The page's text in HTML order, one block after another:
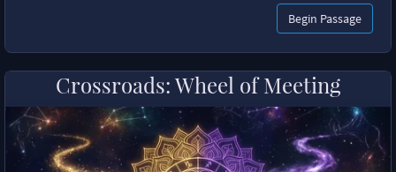
Begin Passage
Crossroads: Wheel of Meeting